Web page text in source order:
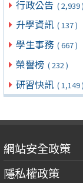
行政公告 ( 2,939 )
升學資訊 ( 137 )
學生事務 ( 667 )
榮譽榜 ( 232 )
研習快訊 ( 1,149 )
網站安全政策
隱私權政策